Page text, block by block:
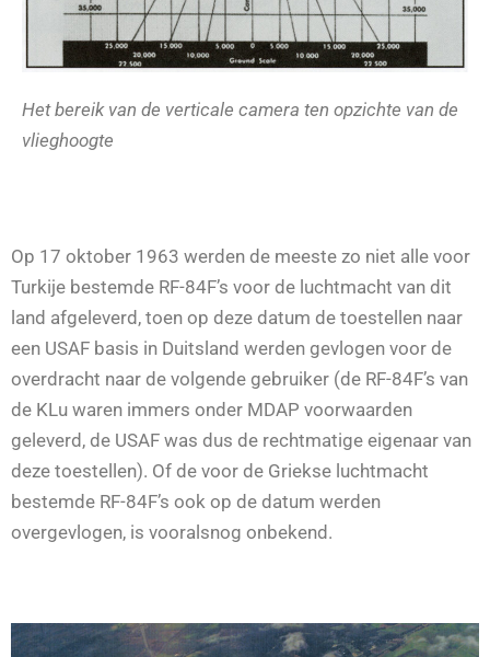
Het bereik van de verticale camera ten opzichte van de
vlieghoogte
Op 17 oktober 1963 werden de meeste zo niet alle voor
Turkije bestemde RF-84F’s voor de luchtmacht van dit
land afgeleverd, toen op deze datum de toestellen naar
een USAF basis in Duitsland werden gevlogen voor de
overdracht naar de volgende gebruiker (de RF-84F’s van
de KLu waren immers onder MDAP voorwaarden
geleverd, de USAF was dus de rechtmatige eigenaar van
deze toestellen). Of de voor de Griekse luchtmacht
bestemde RF-84F’s ook op de datum werden
overgevlogen, is vooralsnog onbekend.